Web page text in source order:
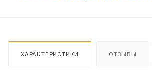
ХАРАКТЕРИСТИКИ ОТЗЫВЫ